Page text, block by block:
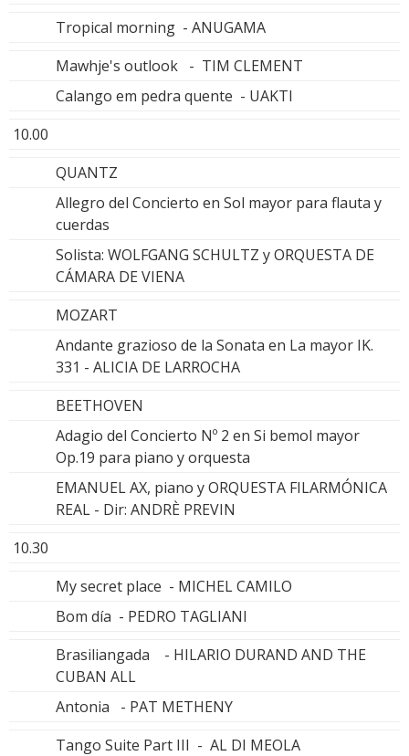
Tropical morning - ANUGAMA
Mawhje's outlook - TIM CLEMENT
Calango em pedra quente - UAKTI
10.00
QUANTZ
Allegro del Concierto en Sol mayor para flauta y
cuerdas
Solista: WOLFGANG SCHULTZ y ORQUESTA DE
CÁMARA DE VIENA
MOZART
Andante grazioso de la Sonata en La mayor IK.
331 - ALICIA DE LARROCHA
BEETHOVEN
Adagio del Concierto Nº 2 en Si bemol mayor
Op.19 para piano y orquesta
EMANUEL AX, piano y ORQUESTA FILARMÓNICA
REAL - Dir: ANDRÈ PREVIN
10.30
My secret place - MICHEL CAMILO
Bom día - PEDRO TAGLIANI
Brasiliangada - HILARIO DURAND AND THE
CUBAN ALL
Antonia - PAT METHENY
Tango Suite Part III - AL DI MEOLA